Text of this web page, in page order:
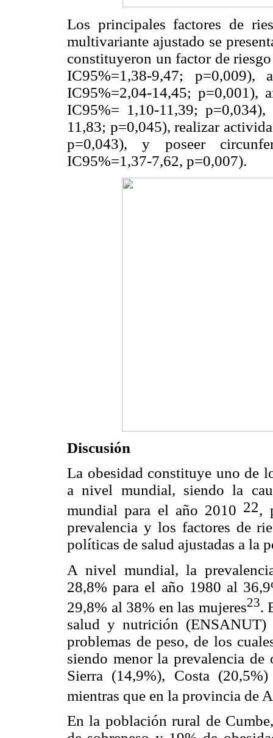
Los principales factores de
multivariante ajustado se
constituyeron un factor de
IC95%=1,38-9,47; p=0,009),
IC95%=2,04-14,45; p=0,001),
IC95%= 1,10-11,39;
11,83; p=0,045), realizar
p=0,043), y poseer
IC95%=1,37-7,62, p=0,007).
Discusión
La obesidad constituye uno de
a nivel mundial, siendo la
mundial para el año 2010 22,
prevalencia y los factores de
políticas de salud ajustadas a la
A nivel mundial, la
28,8% para el año 1980 al
29,8% al 38% en las mujeres23.
salud y nutrición (ENSANUT)
problemas de peso, de los
siendo menor la prevalencia de
Sierra (14,9%), Costa
mientras que en la provincia de
En la población rural de